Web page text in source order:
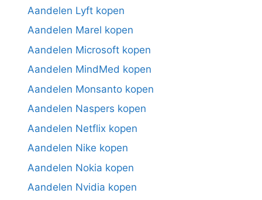
Aandelen Lyft kopen
Aandelen Marel kopen
Aandelen Microsoft kopen
Aandelen MindMed kopen
Aandelen Monsanto kopen
Aandelen Naspers kopen
Aandelen Netflix kopen
Aandelen Nike kopen
Aandelen Nokia kopen
Aandelen Nvidia kopen